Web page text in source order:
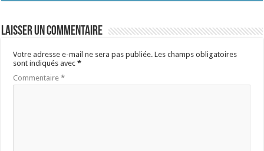
Laisser un commentaire
Votre adresse e-mail ne sera pas publiée. Les champs obligatoires
sont indiqués avec*
Commentaire*